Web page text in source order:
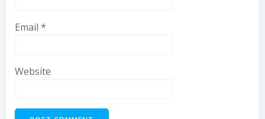
Email *
Website